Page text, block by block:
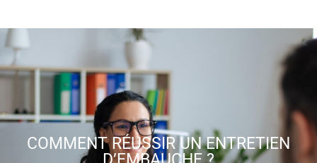
COMMENT RÉUSSIR UN ENTRETIEN